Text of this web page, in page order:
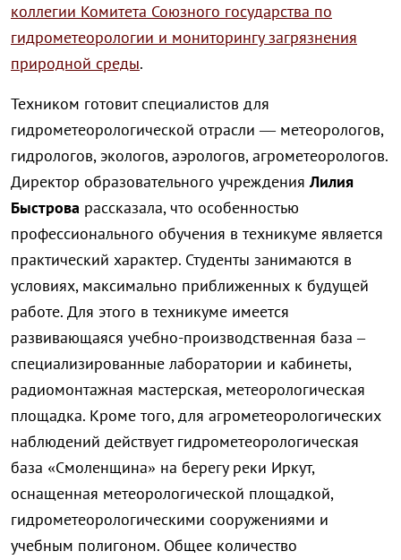
коллегии Комитета Союзного государства по
гидрометеорологии и мониторингу загрязнения
природной среды.
Техником готовит специалистов для
гидрометеорологической отрасли — метеорологов,
гидрологов, экологов, аэрологов, агрометеорологов.
Директор образовательного учрежденияЛилия
Быстрова рассказала, что особенностью
профессионального обучения в техникуме является
практический характер. Студенты занимаются в
условиях, максимально приближенных к будущей
работе. Для этого в техникуме имеется
развивающаяся учебно-производственная база –
специализированные лаборатории и кабинеты,
радиомонтажная мастерская, метеорологическая
площадка. Кроме того, для агрометеорологических
наблюдений действует гидрометеорологическая
база «Смоленщина» на берегу реки Иркут,
оснащенная метеорологической площадкой,
гидрометеорологическими сооружениями и
учебным полигоном. Общее количество